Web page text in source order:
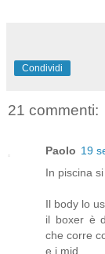
Condividi
21 commenti:
Paolo 19
In piscina
Il body lo
il boxer è
che corre
e i mid...